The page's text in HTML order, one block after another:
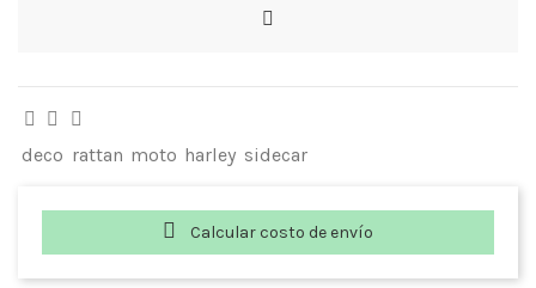
deco rattan moto harley sidecar
Calcular costo de envío